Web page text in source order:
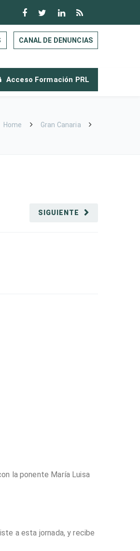
CANAL DE DENUNCIAS
Acceso Formación PRL
Home Gran Canaria
SIGUIENTE
la ponente María Luisa
a esta jornada, y recibe